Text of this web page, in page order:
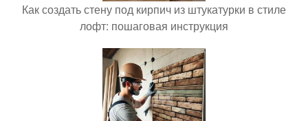
Как создать стену под кирпич из штукатурки в стиле
лофт: пошаговая инструкция